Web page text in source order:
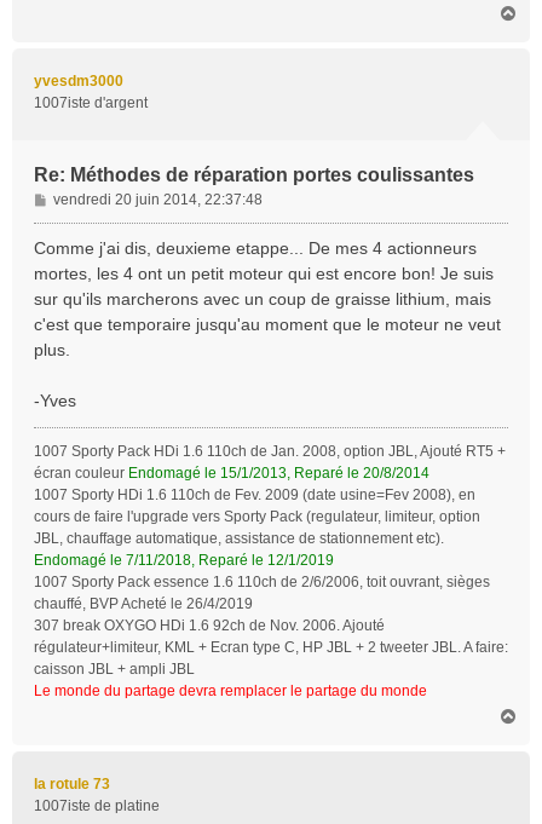
yvesdm3000
1007iste d'argent
Re: Méthodes de réparation portes coulissantes
M
e
s
g
e
vendredi 20 juin 2014, 22:37:48
Comme j'ai dis, deuxieme etappe... De mes 4 actionneurs
mortes, les 4 ont un petit moteur qui est encore bon! Je suis
sur qu'ils marcherons avec un coup de graisse lithium, mais
c'est que temporaire jusqu'au moment que le moteur ne veut
plus.
-Yves
1007 Sporty Pack HDi 1.6 110ch de Jan. 2008, option JBL, Ajouté RT5 +
écran couleur Endomagé le 15/1/2013, Reparé le 20/8/2014
1007 Sporty HDi 1.6 110ch de Fev. 2009 (date usine=Fev 2008), en
cours de faire l'upgrade vers Sporty Pack (regulateur, limiteur, option
JBL, chauffage automatique, assistance de stationnement etc).
Endomagé le 7/11/2018, Reparé le 12/1/2019
1007 Sporty Pack essence 1.6 110ch de 2/6/2006, toit ouvrant, sièges
chauffé, BVP Acheté le 26/4/2019
307 break OXYGO HDi 1.6 92ch de Nov. 2006. Ajouté
régulateur+limiteur, KML + Ecran type C, HP JBL + 2 tweeter JBL. A faire:
caisson JBL + ampli JBL
Le monde du partage devra remplacer le partage du monde
la rotule 73
1007iste de platine